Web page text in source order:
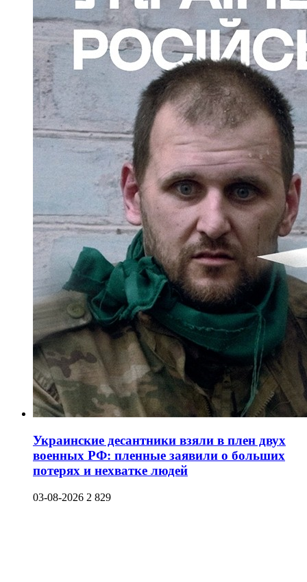
Украинские десантники взяли в плен двух
военных РФ: пленные заявили о больших
потерях и нехватке людей
03-08-2026 2 829